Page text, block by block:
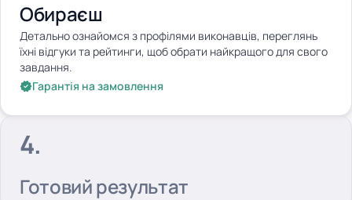
Обираєш
Детально ознайомся з профілями виконавців, переглянь
їхні відгуки та рейтинги, щоб обрати найкращого для свого
завдання.
Гарантія на замовлення
Готовий результат